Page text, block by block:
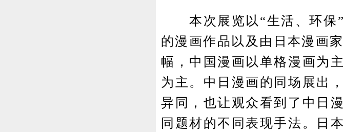
本次展览以“生活、环保”
的漫画作品以及由日本漫画
幅，中国漫画以单格漫画为
为主。中日漫画的同场展出
异同，也让观众看到了中日
同题材的不同表现手法。日